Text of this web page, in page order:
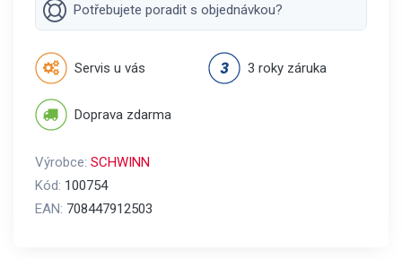
Potřebujete poradit s objednávkou?
Servis u vás 3 roky záruka
Doprava zdarma
Výrobce: SCHWINN
Kód: 100754
EAN: 708447912503